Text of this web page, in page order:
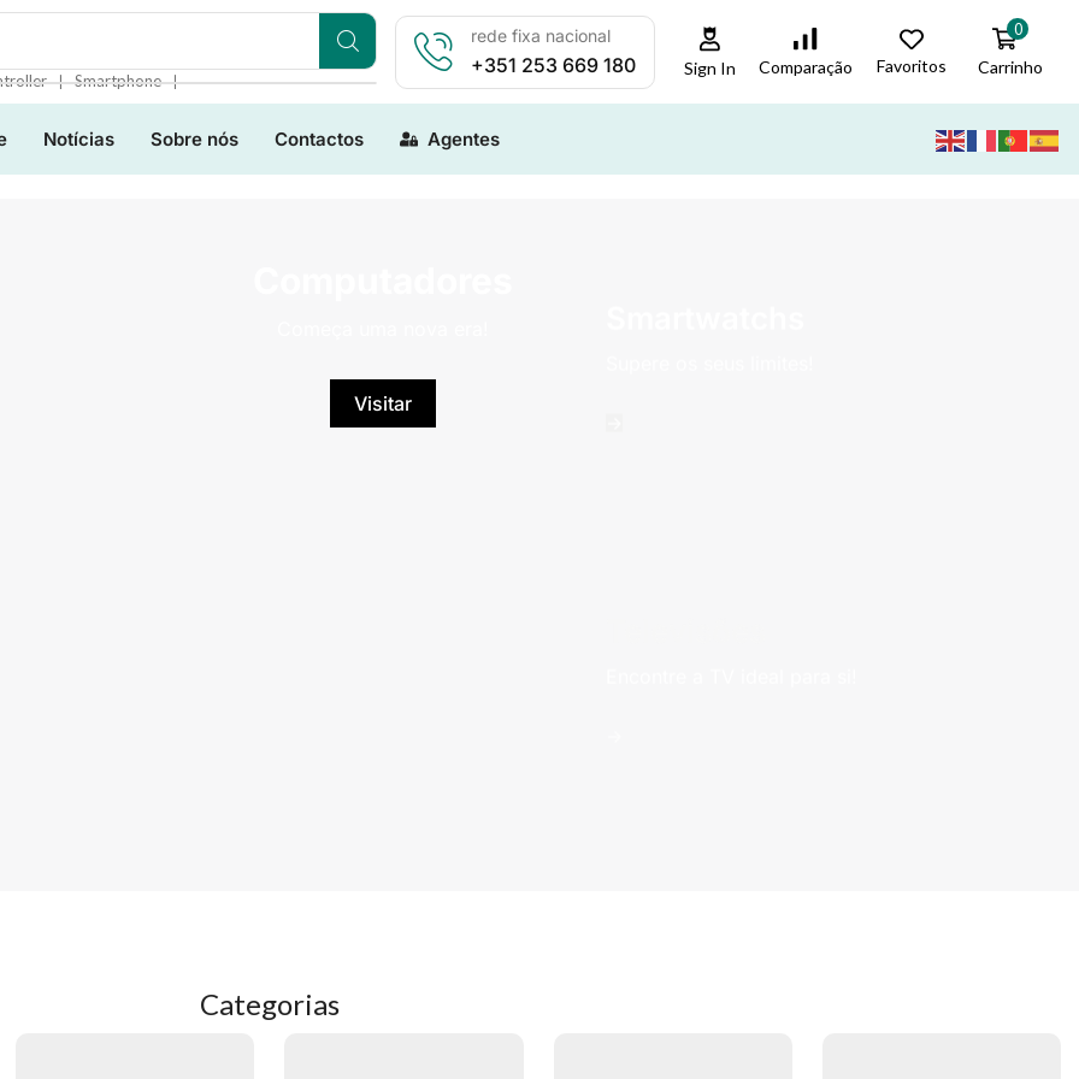
❘ Smartphone ❘
rede fixa nacional
+351 253 669 180 Sign In Comparação Favoritos
0
Carrinho
Notícias Sobre nós Contactos Agentes
Visitar
Categorias